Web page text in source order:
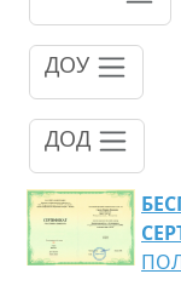
ДОУ
ДОД